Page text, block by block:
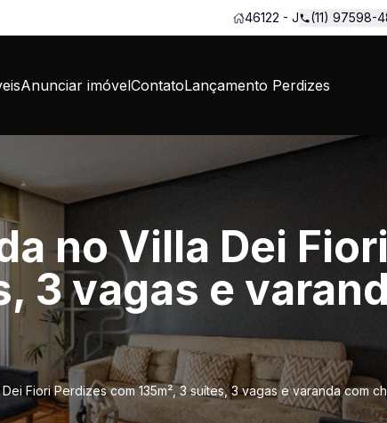
46122 - J (11) 97598-
Anunciar imóvelContatoLançamento Perdizes
no Villa Dei
3 vagas e
Fiori Perdizes com 135m², 3 suítes, 3 vagas e varanda com